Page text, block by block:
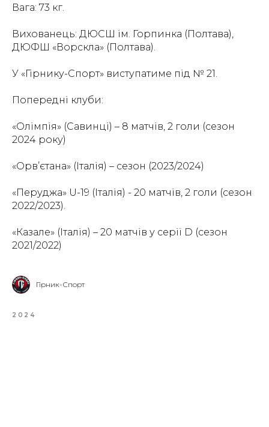
Вага: 73 кг.
Вихованець: ДЮСШ ім. Горпинка (Полтава),
ДЮФШ «Ворскла» (Полтава).
У «Гірнику-Спорт» виступатиме під № 21.
Попередні клуби:
«Олімпія» (Савинці) – 8 матчів, 2 голи (сезон
2024 року)
«Орв’єтана» (Італія) – сезон (2023/2024)
«Перуджа» U-19 (Італія) - 20 матчів, 2 голи (сезон
2022/2023).
«Казале» (Італія) – 20 матчів у серії D (сезон
2021/2022)
Гірник-Спорт
2024